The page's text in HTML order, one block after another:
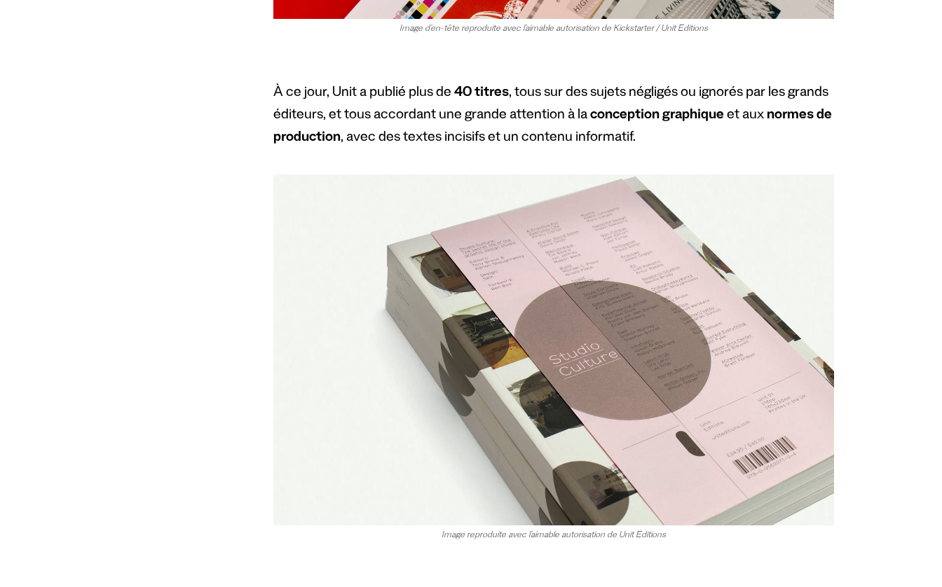
Image d’en-tête reproduite avec l’aimable autorisation de Kickstarter / Unit Editions
À ce jour, Unit a publié plus de 40 titres, tous sur des sujets négligés ou ignorés par les grands
éditeurs, et tous accordant une grande attention à laconception graphique et auxnormes de
production, avec des textes incisifs et un contenu informatif.
Image reproduite avec l’aimable autorisation de Unit Editions